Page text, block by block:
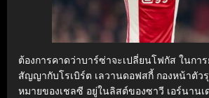
ต้องการคาดว่าบาร์ซ่าจะเปลี่ยนโฟกัส ในกา
สัญญากับโรเบิร์ต เลวานดอฟสกี้ กองหน้าตัว
หมายของเชลซี อยู่ในลิสต์ของซาวี เอร์นานเ